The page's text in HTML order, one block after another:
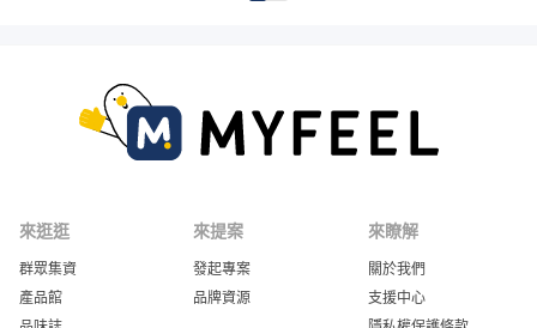
來逛逛
群眾集資
產品館
來提案
發起專案
品牌資源
來瞭解
關於我們
支援中心